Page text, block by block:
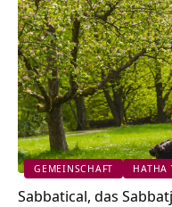
GEMEINSCHAFT HATHA
Sabbatical, das